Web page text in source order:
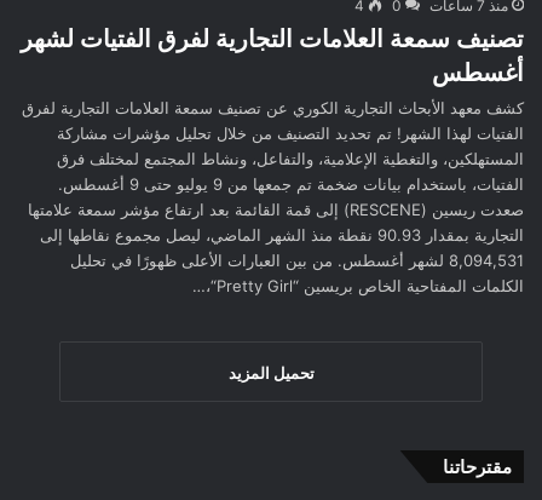
منذ 7 ساعات 0
4
تصنيف سمعة العلامات التجارية لفرق الفتيات لشهر
أغسطس
كشف معهد الأبحاث التجارية الكوري عن تصنيف سمعة العلامات التجارية لفرق
الفتيات لهذا الشهر! تم تحديد التصنيف من خلال تحليل مؤشرات مشاركة
المستهلكين، والتغطية الإعلامية، والتفاعل، ونشاط المجتمع لمختلف فرق
الفتيات، باستخدام بيانات ضخمة تم جمعها من 9 يوليو حتى 9 أغسطس.
صعدت ريسين (RESCENE) إلى قمة القائمة بعد ارتفاع مؤشر سمعة علامتها
التجارية بمقدار 90.93 نقطة منذ الشهر الماضي، ليصل مجموع نقاطها إلى
8,094,531 لشهر أغسطس. من بين العبارات الأعلى ظهورًا في تحليل
الكلمات المفتاحية الخاص بريسين “Pretty Girl“،…
تحميل المزيد
مقترحاتنا